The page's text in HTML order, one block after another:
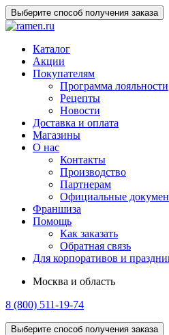
Выберите способ получения заказа
Каталог
Акции
Покупателям
Программа лояльности
Рецепты
Новости
Доставка и оплата
Магазины
О нас
Контакты
Производство
Партнерам
Официальные
Франшиза
Помощь
Как заказать
Обратная связь
Для корпоративов и
Москва и область
8 (800) 511-19-74
Выберите способ получения заказа